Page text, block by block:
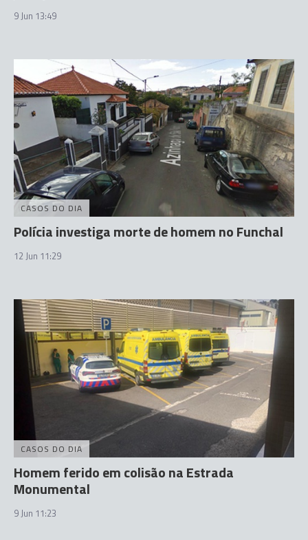
9 Jun 13:49
CASOS DO DIA
Polícia investiga morte de homem no Funchal
12 Jun 11:29
CASOS DO DIA
Homem ferido em colisão na Estrada
Monumental
9 Jun 11:23